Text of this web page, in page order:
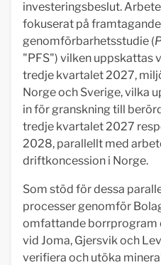
investeringsbeslut.
fokuserat på
genomförbarhetsstudie (
"PFS") vilken uppskattas
tredje kvartalet 2027,
Norge och Sverige, vilka
in för granskning till
tredje kvartalet 2027
2028, parallellt med
driftkoncession i Norge.
Som stöd för dessa
processer genomför
omfattande borrprogram
vid Joma, Gjersvik och
verifiera och utöka